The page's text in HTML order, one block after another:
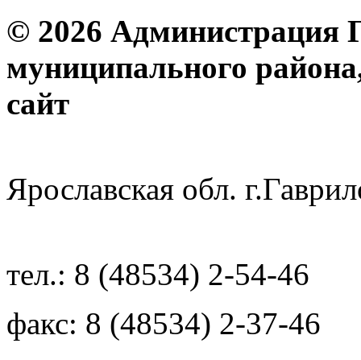
© 2026 Администрация
муниципального
Ярославская обл.
тел.: 8 (48534) 2-54-46
факс: 8 (48534) 2-37-46